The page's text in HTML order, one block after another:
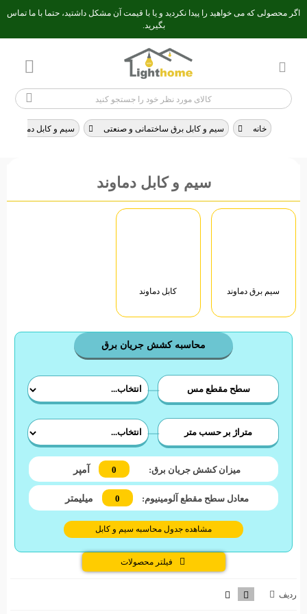
اگر محصولی که می خواهید را پیدا نکردید و یا با قیمت آن مشکل داشتید، حتما با ما تماس
بگیرید.
خانه > سیم و کابل برق ساختمانی و صنعتی سیم و کابل دماوند
سیم و کابل دماوند
سیم برق دماوند کابل دماوند
محاسبه کشش جریان برق
سطح مقطع مس
متراژ بر حسب متر
میزان کشش جریان برق: آمپر
معادل سطح مقطع آلومینیوم: 0 میلیمتر
مشاهده جدول محاسبه سیم و کابل
فیلتر محصولات
ردیف